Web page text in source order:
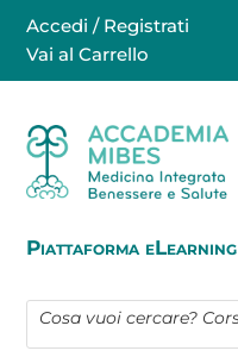
Accedi / Registrati
Vai al Carrello
Piattaforma eLearning